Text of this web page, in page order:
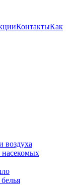
КонтактыКак
воздуха
насекомых